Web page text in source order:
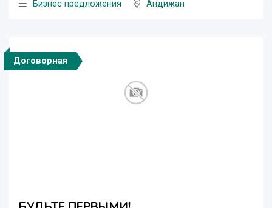
Бизнес предложения
Андижан
Договорная